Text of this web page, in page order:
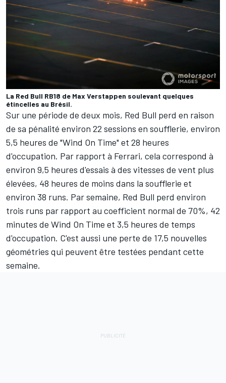
La Red Bull RB18 de Max Verstappen soulevant quelques
étincelles au Brésil.
Sur une période de deux mois, Red Bull perd en raison
de sa pénalité environ 22 sessions en soufflerie, environ
5,5 heures de "Wind On Time" et 28 heures
d'occupation. Par rapport à Ferrari, cela correspond à
environ 9,5 heures d'essais à des vitesses de vent plus
élevées, 48 heures de moins dans la soufflerie et
environ 38 runs. Par semaine, Red Bull perd environ
trois runs par rapport au coefficient normal de 70%, 42
minutes de Wind On Time et 3,5 heures de temps
d'occupation. C'est aussi une perte de 17,5 nouvelles
géométries qui peuvent être testées pendant cette
semaine.